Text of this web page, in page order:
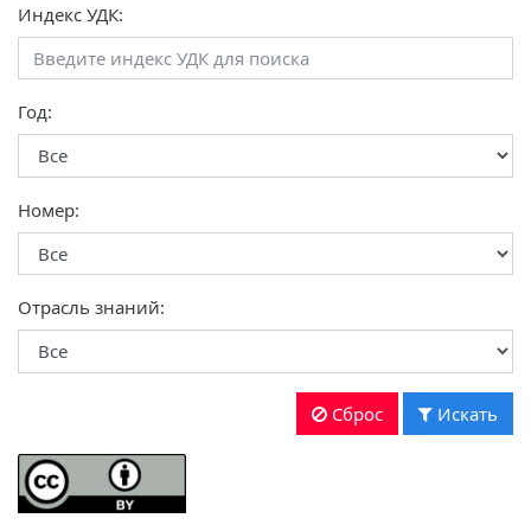
Индекс УДК:
Год:
Номер:
Отрасль знаний:
Сброс Искать